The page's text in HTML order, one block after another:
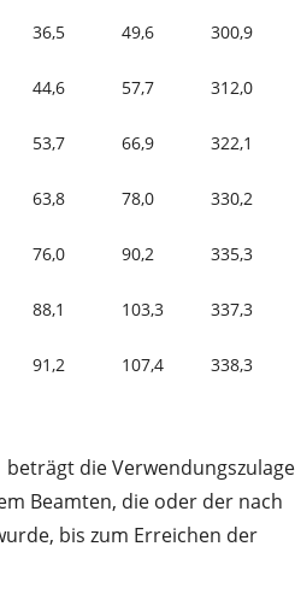
36,5 49,6 300,9
44,6 57,7 312,0
53,7 66,9 322,1
63,8 78,0 330,2
76,0 90,2 335,3
88,1 103,3 337,3
91,2 107,4 338,3
beträgt die Verwendungszulage
Beamten, die oder der nach
bis zum Erreichen der